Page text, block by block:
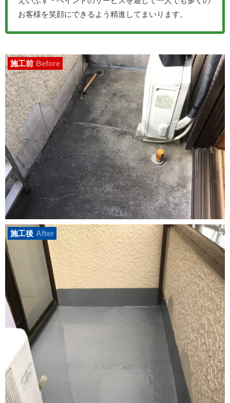
お客様を笑顔にできるよう精進してまいります。
施工前 Before
施工後 After